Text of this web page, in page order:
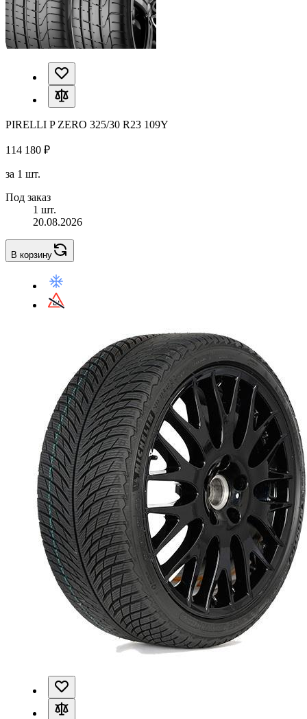
PIRELLI P ZERO 325/30 R23 109Y
114 180 ₽
за 1 шт.
Под заказ
1 шт.
20.08.2026
В корзину